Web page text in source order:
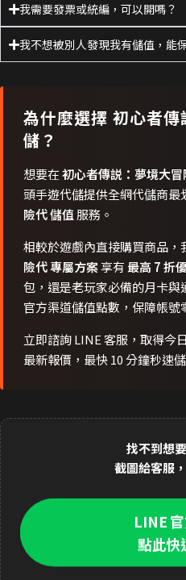
我需要發票或統編，可以開嗎？
我不想被別人發現我有儲值，能
為什麼選擇 初心者傳
儲？
想要在初心者傳説：夢境大冒
頭手遊代儲提供全網代儲商最
險代 儲值服務。
相較於遊戲內直接購買商品，
險代 專屬方案享有最高 7 折
包，還是老玩家必備的月卡
官方渠道儲值點數，保障帳號
立即諮詢 LINE 客服，取得今日
最新報價，最快 10 分鐘秒速
找不到想
截圖給客服
LINE
點此快